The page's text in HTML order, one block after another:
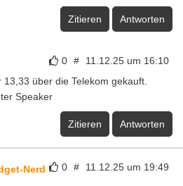
Zitieren Antworten
0 # 11.12.25 um 16:10
über die Telekom gekauft.
Speaker
Zitieren Antworten
0 # 11.12.25 um 19:49
Nerd